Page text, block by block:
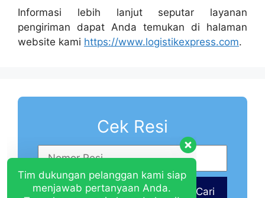
Informasi lebih lanjut seputar layanan
pengiriman dapat Anda temukan di halaman
website kami https://www.logistikexpress.com.
Cek Resi
Cari
menjawab pertanyaan Anda.
Tanyakan apa saja kepada kami!